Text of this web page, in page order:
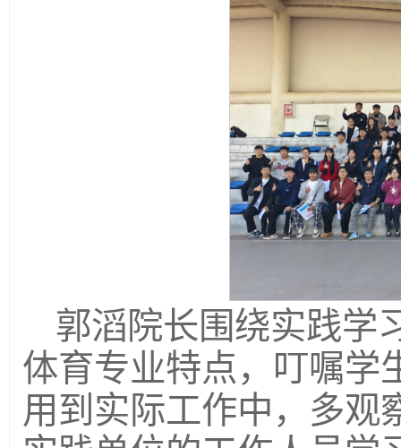
郭滔院长围绕实践学
体育专业特点，叮嘱学
用到实际工作中，多观